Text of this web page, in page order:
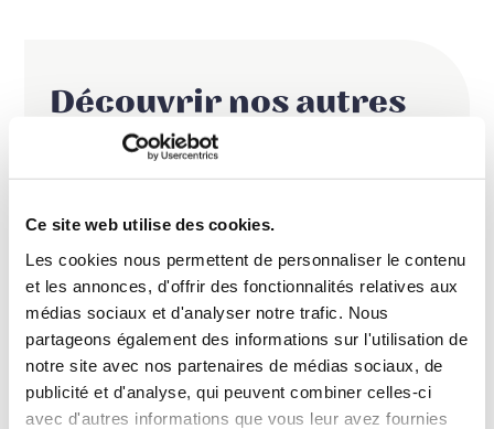
Ce site web utilise des cookies.
Les cookies nous permettent de personnaliser le contenu
et les annonces, d'offrir des fonctionnalités relatives aux
médias sociaux et d'analyser notre trafic. Nous
partageons également des informations sur l'utilisation de
notre site avec nos partenaires de médias sociaux, de
publicité et d'analyse, qui peuvent combiner celles-ci
avec d'autres informations que vous leur avez fournies
Découvrir nos autres
propositions
Une place pour chacune et chacun
Un job plutôt qu’une
allocation : Assurer un droit à
l’emploi et limitons les
allocations de chômage dans
le temps